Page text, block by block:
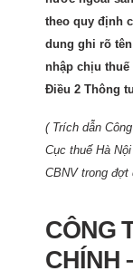
theo quy định
dung ghi rõ
nhập chịu thuế
Điều 2 Thông
( Trích dẫn
Cục thuế Hà
CBNV trong đợt
CÔNG
CHÍNH